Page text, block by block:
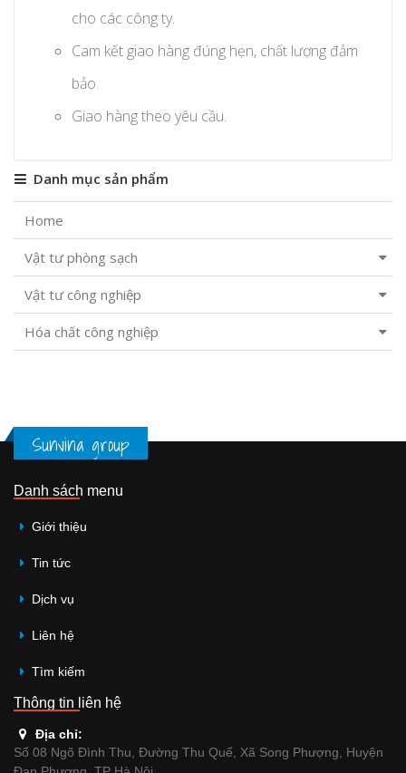
cho các công ty.
Cam kết giao hàng đúng hẹn, chất lượng đảm
bảo.
Giao hàng theo yêu cầu.
Danh mục sản phẩm
Home
Vật tư phòng sạch
Vật tư công nghiệp
Hóa chất công nghiệp
Sunvina group
Danh sách menu
Giới thiệu
Tin tức
Dịch vụ
Liên hệ
Tìm kiếm
Thông tin liên hệ
Địa chỉ:
Số 08 Ngõ Đình Thu, Đường Thu Quế, Xã Song Phượng, Huyện